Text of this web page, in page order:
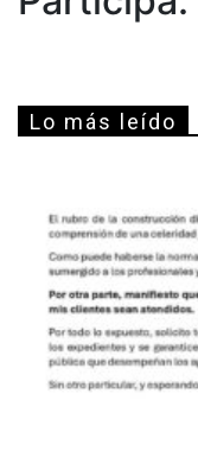
Lo más leído